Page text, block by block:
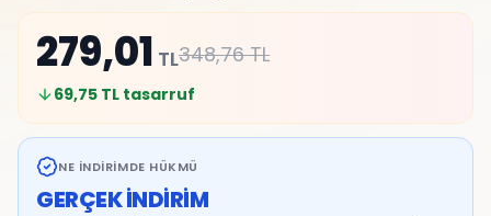
279,01 TL348,76TL
69,75 TL tasarruf
NE İNDIRIMDE HÜKMÜ
GERÇEK İNDİRİM